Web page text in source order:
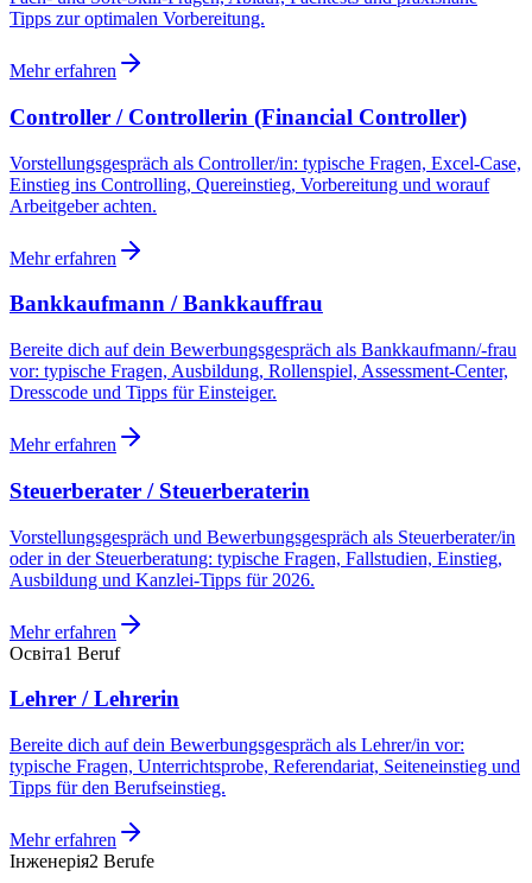
Tipps zur optimalen Vorbereitung.
Mehr erfahren
Controller / Controllerin (Financial Controller)
Vorstellungsgespräch als Controller/in: typische Fragen, Excel-Case,
Einstieg ins Controlling, Quereinstieg, Vorbereitung und worauf
Arbeitgeber achten.
Mehr erfahren
Bankkaufmann / Bankkauffrau
Bereite dich auf dein Bewerbungsgespräch als Bankkaufmann/-frau
vor: typische Fragen, Ausbildung, Rollenspiel, Assessment-Center,
Dresscode und Tipps für Einsteiger.
Mehr erfahren
Steuerberater / Steuerberaterin
Vorstellungsgespräch und Bewerbungsgespräch als Steuerberater/in
oder in der Steuerberatung: typische Fragen, Fallstudien, Einstieg,
Ausbildung und Kanzlei-Tipps für 2026.
Mehr erfahren
Освіта1 Beruf
Lehrer / Lehrerin
Bereite dich auf dein Bewerbungsgespräch als Lehrer/in vor:
typische Fragen, Unterrichtsprobe, Referendariat, Seiteneinstieg und
Tipps für den Berufseinstieg.
Mehr erfahren
Інженерія2 Berufe